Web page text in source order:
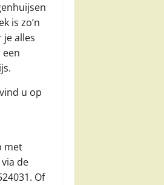
is zo’n
alles
u op
met
de
Of